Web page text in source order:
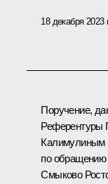
18 декабря 2023
Поручение,
Референтуры
Калимулиным
по обращению
Смыково